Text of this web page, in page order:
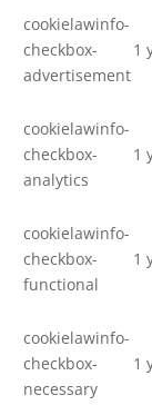
cookielawinfo-
checkbox-
advertisement
1
cookielawinfo-
checkbox-
analytics
1
cookielawinfo-
checkbox-
functional
1
cookielawinfo-
checkbox-
necessary
1